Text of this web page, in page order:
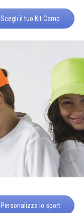
Scegli il tuo Kit Camp
Personalizza lo sport